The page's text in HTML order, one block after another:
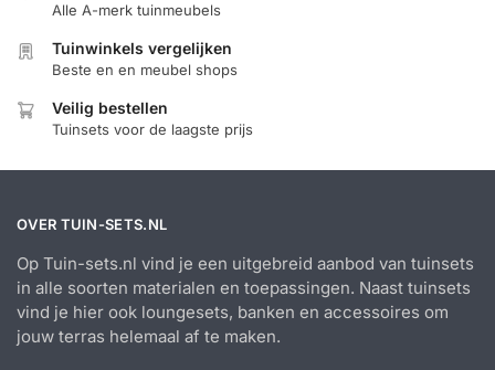
Alle A-merk tuinmeubels
Tuinwinkels vergelijken
Beste en en meubel shops
Veilig bestellen
Tuinsets voor de laagste prijs
OVER TUIN-SETS.NL
Op Tuin-sets.nl vind je een uitgebreid aanbod van tuinsets
in alle soorten materialen en toepassingen. Naast tuinsets
vind je hier ook loungesets, banken en accessoires om
jouw terras helemaal af te maken.